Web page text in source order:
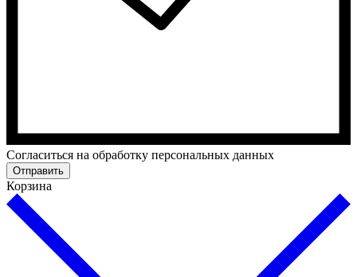
Cогласиться на обработку персональных данных
Отправить
Корзина